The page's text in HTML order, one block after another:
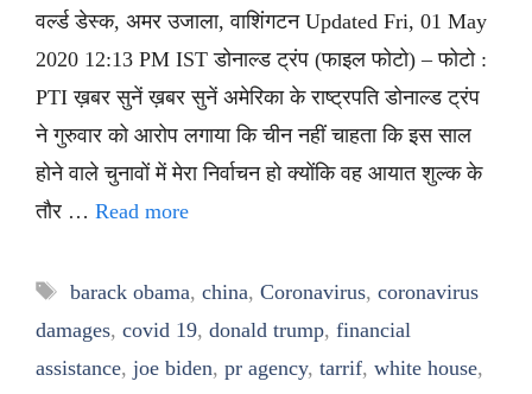
वर्ल्ड डेस्क, अमर उजाला, वाशिंगटन Updated Fri, 01 May
2020 12:13 PM IST डोनाल्ड ट्रंप (फाइल फोटो) – फोटो :
PTI ख़बर सुनें ख़बर सुनें अमेरिका के राष्ट्रपति डोनाल्ड ट्रंप
ने गुरुवार को आरोप लगाया कि चीन नहीं चाहता कि इस साल
होने वाले चुनावों में मेरा निर्वाचन हो क्योंकि वह आयात शुल्क के
तौर … Read more
Tags
barack obama, china, Coronavirus, coronavirus
damages, covid 19, donald trump, financial
assistance, joe biden, pr agency, tarrif, white house,